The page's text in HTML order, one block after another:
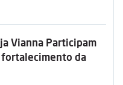
Vianna Participam
fortalecimento da